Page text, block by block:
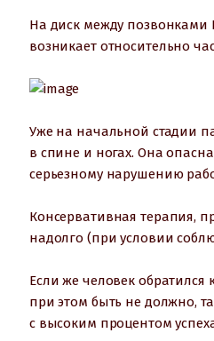
На диск между позвонками
возникает относительно
Уже на начальной стадии
в спине и ногах. Она
серьезному нарушению
Консервативная терапия,
надолго (при условии
Если же человек
при этом быть не должно,
с высоким процентом